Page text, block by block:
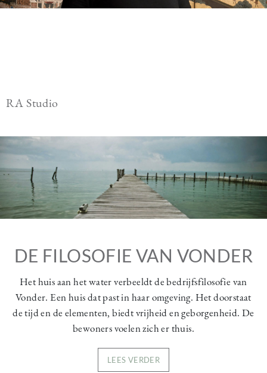
RA Studio
Image
DE FILOSOFIE VAN VONDER
Het huis aan het water verbeeldt de bedrijfsfilosofie van
Vonder. Een huis dat past in haar omgeving. Het doorstaat
de tijd en de elementen, biedt vrijheid en geborgenheid. De
bewoners voelen zich er thuis.
LEES VERDER